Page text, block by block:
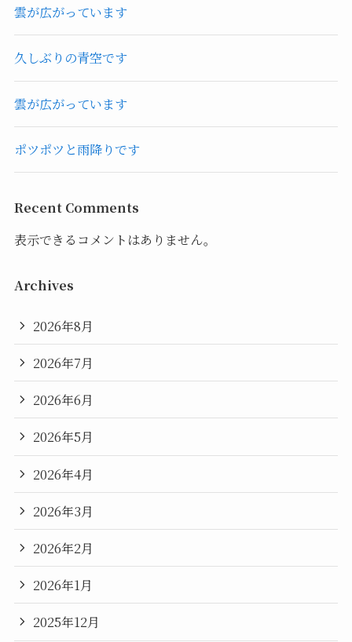
雲が広がっています
久しぶりの青空です
雲が広がっています
ポツポツと雨降りです
Recent Comments
表示できるコメントはありません。
Archives
2026年8月
2026年7月
2026年6月
2026年5月
2026年4月
2026年3月
2026年2月
2026年1月
2025年12月